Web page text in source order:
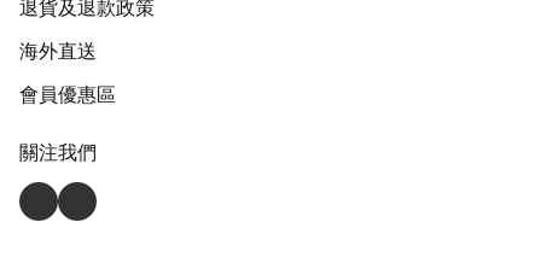
退貨及退款政策
海外直送
會員優惠區
關注我們